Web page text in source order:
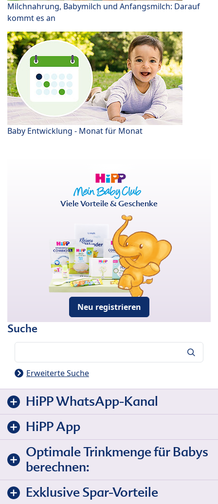
Milchnahrung, Babymilch und Anfangsmilch: Darauf
kommt es an
Baby Entwicklung - Monat für Monat
Viele Vorteile & Geschenke
Neu registrieren
Suche
Erweiterte Suche
HiPP WhatsApp-Kanal
HiPP App
Optimale Trinkmenge für Babys
berechnen:
Exklusive Spar-Vorteile